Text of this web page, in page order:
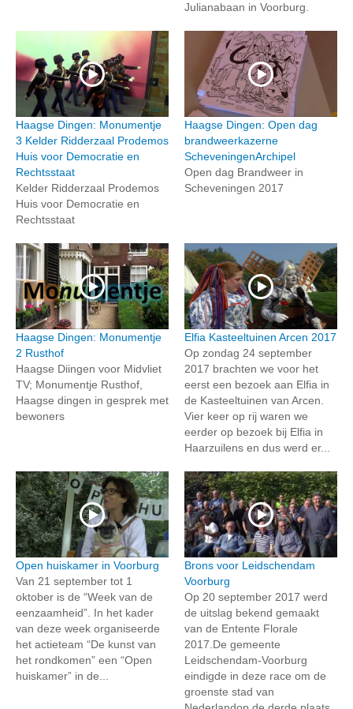
Julianabaan in Voorburg.
Haagse Dingen: Monumentje
3 Kelder Ridderzaal Prodemos
Huis voor Democratie en
Rechtsstaat
Kelder Ridderzaal Prodemos
Huis voor Democratie en
Rechtsstaat
Haagse Dingen: Open dag
brandweerkazerne
ScheveningenArchipel
Open dag Brandweer in
Scheveningen 2017
Haagse Dingen: Monumentje
2 Rusthof
Haagse Diingen voor Midvliet
TV; Monumentje Rusthof,
Haagse dingen in gesprek met
bewoners
Elfia Kasteeltuinen Arcen 2017
Op zondag 24 september
2017 brachten we voor het
eerst een bezoek aan Elfia in
de Kasteeltuinen van Arcen.
Vier keer op rij waren we
eerder op bezoek bij Elfia in
Haarzuilens en dus werd er...
Open huiskamer in Voorburg
Van 21 september tot 1
oktober is de “Week van de
eenzaamheid”. In het kader
van deze week organiseerde
het actieteam “De kunst van
het rondkomen” een “Open
huiskamer” in de...
Brons voor Leidschendam
Voorburg
Op 20 september 2017 werd
de uitslag bekend gemaakt
van de Entente Florale
2017.De gemeente
Leidschendam-Voorburg
eindigde in deze race om de
groenste stad van